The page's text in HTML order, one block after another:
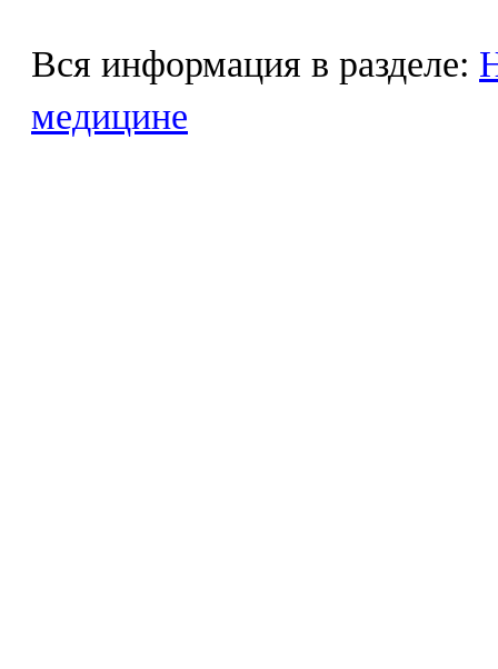
Вся информация в разделе:
медицине